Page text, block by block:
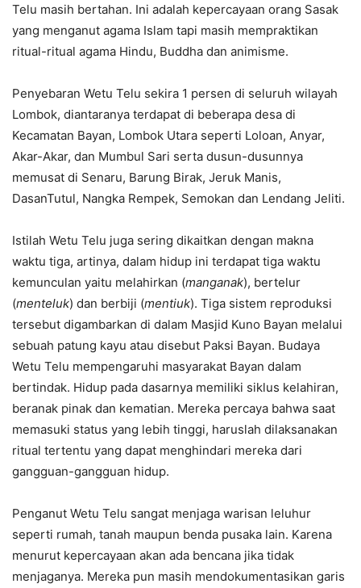
Telu masih bertahan. Ini adalah kepercayaan orang Sasak
yang menganut agama Islam tapi masih mempraktikan
ritual-ritual agama Hindu, Buddha dan animisme.
Penyebaran Wetu Telu sekira 1 persen di seluruh wilayah
Lombok, diantaranya terdapat di beberapa desa di
Kecamatan Bayan, Lombok Utara seperti Loloan, Anyar,
Akar-Akar, dan Mumbul Sari serta dusun-dusunnya
memusat di Senaru, Barung Birak, Jeruk Manis,
DasanTutul, Nangka Rempek, Semokan dan Lendang Jeliti.
Istilah Wetu Telu juga sering dikaitkan dengan makna
waktu tiga, artinya, dalam hidup ini terdapat tiga waktu
kemunculan yaitu melahirkan (manganak), bertelur
(menteluk) dan berbiji (mentiuk). Tiga sistem reproduksi
tersebut digambarkan di dalam Masjid Kuno Bayan melalui
sebuah patung kayu atau disebut Paksi Bayan. Budaya
Wetu Telu mempengaruhi masyarakat Bayan dalam
bertindak. Hidup pada dasarnya memiliki siklus kelahiran,
beranak pinak dan kematian. Mereka percaya bahwa saat
memasuki status yang lebih tinggi, haruslah dilaksanakan
ritual tertentu yang dapat menghindari mereka dari
gangguan-gangguan hidup.
Penganut Wetu Telu sangat menjaga warisan leluhur
seperti rumah, tanah maupun benda pusaka lain. Karena
menurut kepercayaan akan ada bencana jika tidak
menjaganya. Mereka pun masih mendokumentasikan garis